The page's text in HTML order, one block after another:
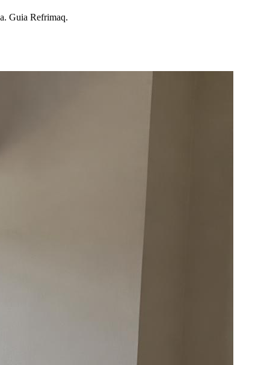
Guia Refrimaq.